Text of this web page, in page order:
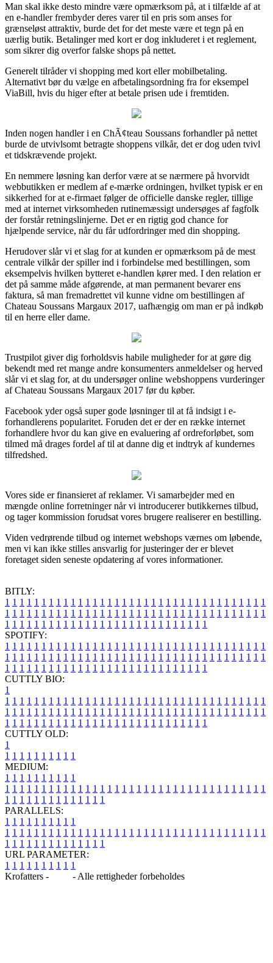
Man skal ikke desto mindre være opmærksom på, at i tilfælde af at
en e-handler frembyder deres varer til en pris som anses for
grænseløst attraktiv, burde det for det meste være et tegn på en
uærlig butik. Betalinger med kort er dog inkluderet i et reglement,
som sikrer dig overfor falske shops på nettet.
Generelt tilråder vi shopping med kort eller mobilbetaling.
Alternativt bør du vælge en afbetalingsordning fra for eksempel
ViaBill, hvis du higer efter at betale prisen ude i fremtiden.
Inden nogen handler i en ChÃ¢teau Soussans forhandler på nettet
burde de utvivlsomt betragte shoppens vilkår, det er dog uden tvivl
et tidskrævende projekt.
En nemmere løsning kan derfor være at se nærmere på hvorvidt
webbutikken er medlem af e-mærke ordningen, hvilket typisk er en
sikkerhed for at e-firmaet følger de officielle danske regler, tillige
med at internet virksomheden rutinemæssigt undersøges af fagfolk
der forstår retningslinjerne. Det er en rigtig god chance for
hjælpende service, når du får udfordringer med din shopping.
Herudover slår vi et slag for at kunden er opmærksom på de mest
centrale vilkår der spiller ind i forbindelse med bestillingen, som
eksempelvis hvilken bytteret e-handlen kører med. I den relation er
det på samme måde afgørende, at man permanent bevarer ens
faktura, så man fremadrettet vil kunne vidne om bestillingen af
Chateau Soussans Margaux 2017, uafhængig om man er på indkøb
til en herre eller dame.
Trustpilot giver dig forholdsvis habile muligheder for at gøre dig
bekendt med ret mange andre konsumenters anmeldelser og herved
slår vi et slag for, at du undersøger online webshoppens vurderinger
af Chateau Soussans Margaux 2017 før du køber.
Facebook yder også super gode løsninger til at få indsigt i e-
forhandlerens popularitet. Foruden det er der en række internet
forhandlere hvor du kan give en evaluering af ordreforløbet, som
tilmed må drages fordel af til at danne dig et indtryk af kundernes
tilfredshed.
Vores side er finansieret af reklamer. Vi samarbejder med en
mængde online forretninger når vi introducerer butikkernes tilbud,
og tager kommission forudsat vores brugere realiserer en bestilling.
Viden vedrørende tilbud og internet webshops værnes om løbende,
men vi kan ikke stilles ansvarlig for justeringer der er blevet
foretaget siden seneste opdatering af vores informationer.
BITLY:
1 1 1 1 1 1 1 1 1 1 1 1 1 1 1 1 1 1 1 1 1 1 1 1 1 1 1 1 1 1 1 1 1 1 1 1
1 1 1 1 1 1 1 1 1 1 1 1 1 1 1 1 1 1 1 1 1 1 1 1 1 1 1 1 1 1 1 1 1 1 1 1
1 1 1 1 1 1 1 1 1 1 1 1 1 1 1 1 1 1 1 1 1 1 1 1 1 1 1 1
SPOTIFY:
1 1 1 1 1 1 1 1 1 1 1 1 1 1 1 1 1 1 1 1 1 1 1 1 1 1 1 1 1 1 1 1 1 1 1 1
1 1 1 1 1 1 1 1 1 1 1 1 1 1 1 1 1 1 1 1 1 1 1 1 1 1 1 1 1 1 1 1 1 1 1 1
1 1 1 1 1 1 1 1 1 1 1 1 1 1 1 1 1 1 1 1 1 1 1 1 1 1 1 1
CUTTLY BIO:
1
1 1 1 1 1 1 1 1 1 1 1 1 1 1 1 1 1 1 1 1 1 1 1 1 1 1 1 1 1 1 1 1 1 1 1 1
1 1 1 1 1 1 1 1 1 1 1 1 1 1 1 1 1 1 1 1 1 1 1 1 1 1 1 1 1 1 1 1 1 1 1 1
1 1 1 1 1 1 1 1 1 1 1 1 1 1 1 1 1 1 1 1 1 1 1 1 1 1 1 1
CUTTLY OLD:
1
1 1 1 1 1 1 1 1 1 1
MEDIUM:
1 1 1 1 1 1 1 1 1 1
1 1 1 1 1 1 1 1 1 1 1 1 1 1 1 1 1 1 1 1 1 1 1 1 1 1 1 1 1 1 1 1 1 1 1 1
1 1 1 1 1 1 1 1 1 1 1 1 1 1
PARALLELS:
1 1 1 1 1 1 1 1 1 1
1 1 1 1 1 1 1 1 1 1 1 1 1 1 1 1 1 1 1 1 1 1 1 1 1 1 1 1 1 1 1 1 1 1 1 1
1 1 1 1 1 1 1 1 1 1 1 1 1 1
URL PARAMETER:
1 1 1 1 1 1 1 1 1 1
Krofatters -
- Alle rettigheder forbeholdes